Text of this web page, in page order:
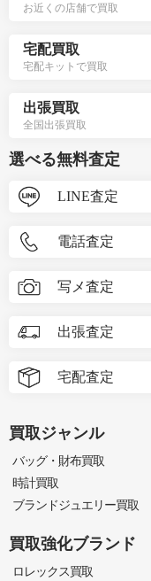
お近くの店舗で買取
宅配買取
宅配キットで買取
出張買取
全国出張買取
選べる無料査定
LINE査定
電話査定
写メ査定
出張査定
宅配査定
買取ジャンル
バッグ・財布買取
時計買取
ブランドジュエリー買取
買取強化ブランド
ロレックス買取